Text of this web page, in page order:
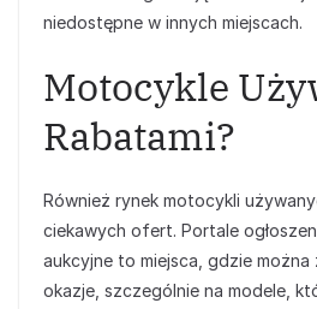
niedostępne w innych miejscach.
Motocykle
Rabatami?
Również rynek motocykli
ciekawych ofert. Portale
aukcyjne to miejsca, gdzie
okazje, szczególnie na modele,